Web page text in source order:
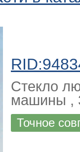
Стекло
машины ,
Точное